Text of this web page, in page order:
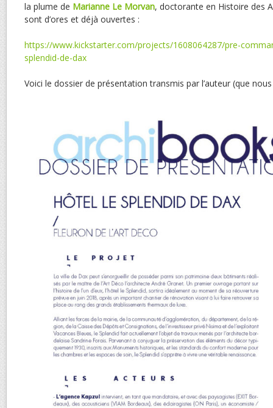
la plume de Marianne Le Morvan, doctorante en Histoire des
sont d’ores et déjà ouvertes :
https://www.kickstarter.com/projects/1608064287/pre-
splendid-de-dax
Voici le dossier de présentation transmis par l’auteur (que